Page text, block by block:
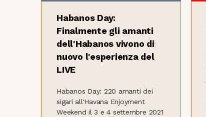
Habanos Day:
Finalmente gli amanti
dell'Habanos vivono di
nuovo l'esperienza del
LIVE
Habanos Day: 220 amanti dei
sigari all'Havana Enjoyment
Weekend il 3 e 4 settembre 2021